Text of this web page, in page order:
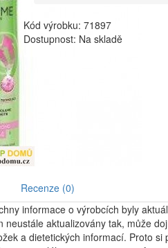
Kód výrobku: 71897
Dostupnost: Na skladě
Recenze (0)
informace o výrobcích byly
aktualizovány tak, může
a dietetických informací. Proto si